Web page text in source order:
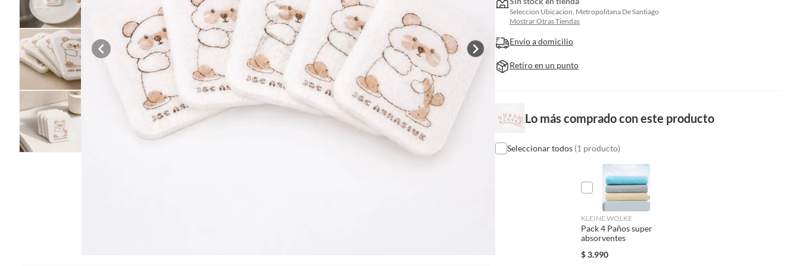
Seleccion Ubicacion, Metropolitana De Santiago
Mostrar Otras Tiendas
Envío a domicilio
Retiro en un punto
Lo más comprado con este producto
Seleccionar todos (1 producto)
KLEINE WOLKE
Pack 4 Paños super
absorventes
$3.990